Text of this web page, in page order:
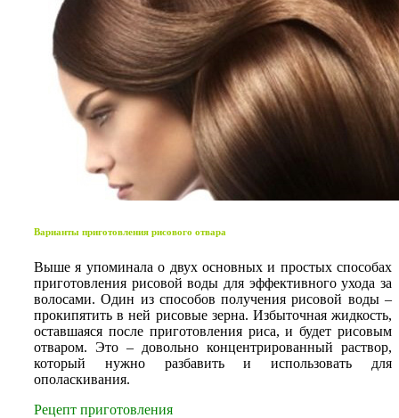
Варианты приготовления рисового отвара
Выше я упоминала о двух основных и простых способах
приготовления рисовой воды для эффективного ухода за
волосами. Один из способов получения рисовой воды –
прокипятить в ней рисовые зерна. Избыточная жидкость,
оставшаяся после приготовления риса, и будет рисовым
отваром. Это – довольно концентрированный раствор,
который нужно разбавить и использовать для
ополаскивания.
Рецепт приготовления